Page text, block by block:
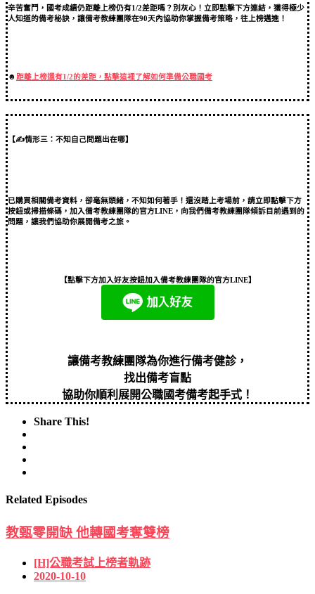
辛苦奮鬥，國考成績仍距離上榜仍有1/2差距嗎？別灰心！立即點擊下方連結，獲得極少
人知道的備考秘訣，讓備考教練團隊在90天內協助你掌握備考策略，往上榜邁進！
☻ 距離上榜還有1/2的差距，點擊這裡了解如何準備公職國考
【✍情形三：不知自己問題出在哪】
已購買相關備考資料，卻毫無頭緒，不知如何著手！還沒踏上考場前，請立即點擊下方
按鈕或掃描條碼，加入備考教練團隊的官方LINE，向我們備考教練團隊傾訴目前遇到的
問題，讓我們協助你展開備考之旅。
【點擊下方加入好友按鈕加入備考教練團隊的官方LINE】
讓備考教練團隊為你進行備考健診，
找出備考盲點
協助你順利展開公職國考備考起手式！
Share This!
Related Episodes
教甄零開缺 他轉國考奪雙榜
[H]公職考試上榜者軌跡
2020-10-10